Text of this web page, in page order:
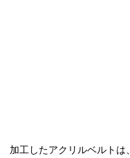
加工したアクリルベルトは